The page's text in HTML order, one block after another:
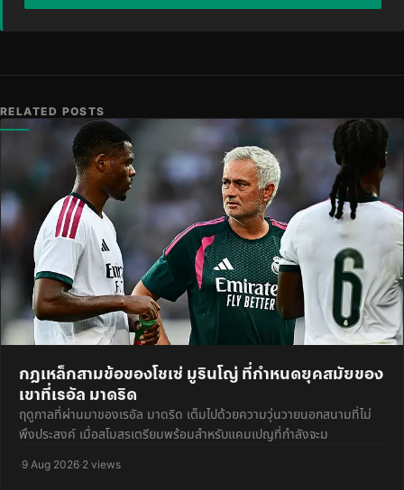
RELATED POSTS
กฎเหล็กสามข้อของโชเซ่ มูรินโญ่ ที่กำหนดยุคสมัยของ
เขาที่เรอัล มาดริด
ฤดูกาลที่ผ่านมาของเรอัล มาดริด เต็มไปด้วยความวุ่นวายนอกสนามที่ไม่
พึงประสงค์ เมื่อสโมสรเตรียมพร้อมสำหรับแคมเปญที่กำลังจะม
·9 Aug 2026·2 views